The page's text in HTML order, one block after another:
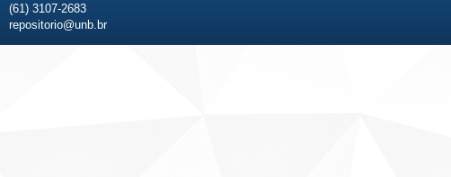
(61) 3107-2683
repositorio@unb.br